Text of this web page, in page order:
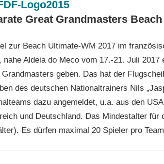
Great Grandmasters
zur Beach Ultimate-WM 2017 im
nahe Aldeia do Meco vom 17.-21. Juli
Grandmasters geben. Das hat der
des deutschen Nationaltrainers Nils
dazu angemeldet, u.a. aus den
und Deutschland. Das Mindestalter für
Es dürfen maximal 20 Spieler pro